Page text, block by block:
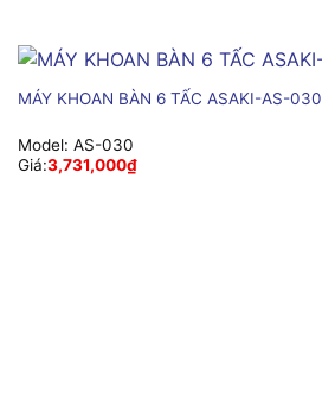
MÁY KHOAN BÀN 6 TẤC ASAKI-AS-030
Model: AS-030
Giá:3,731,000₫